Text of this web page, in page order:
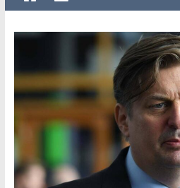
Analyses